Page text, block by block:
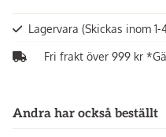
Lagervara (Skickas inom
Fri frakt över 999 kr
Andra har också beställt